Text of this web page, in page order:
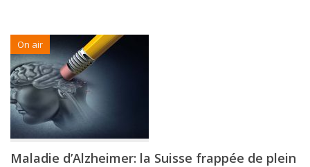
On air
Maladie d’Alzheimer: la Suisse frappée de plein